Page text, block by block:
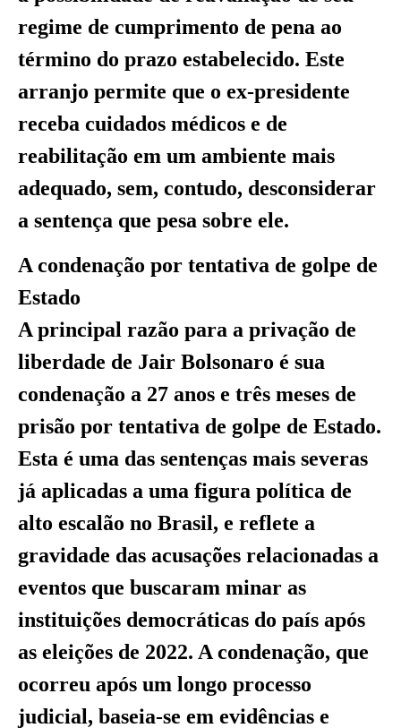
regime de cumprimento de pena ao
término do prazo estabelecido. Este
arranjo permite que o ex-presidente
receba cuidados médicos e de
reabilitação em um ambiente mais
adequado, sem, contudo, desconsiderar
a sentença que pesa sobre ele.
A condenação por tentativa de golpe de
Estado
A principal razão para a privação de
liberdade de Jair Bolsonaro é sua
condenação a 27 anos e três meses de
prisão por tentativa de golpe de Estado.
Esta é uma das sentenças mais severas
já aplicadas a uma figura política de
alto escalão no Brasil, e reflete a
gravidade das acusações relacionadas a
eventos que buscaram minar as
instituições democráticas do país após
as eleições de 2022. A condenação, que
ocorreu após um longo processo
judicial, baseia-se em evidências e